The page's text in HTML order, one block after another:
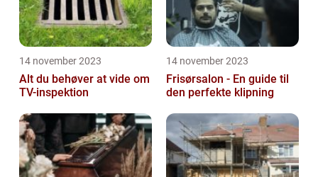
14 november 2023
Alt du behøver at vide om
TV-inspektion
14 november 2023
Frisørsalon - En guide til
den perfekte klipning